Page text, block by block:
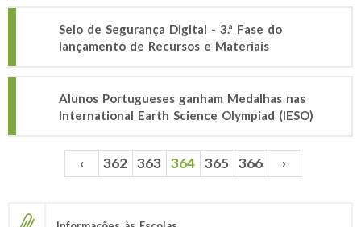
Selo de Segurança Digital - 3.ª Fase do
lançamento de Recursos e Materiais
Alunos Portugueses ganham Medalhas nas
International Earth Science Olympiad (IESO)
Páginas ‹ 362 363 364 365 366 ›